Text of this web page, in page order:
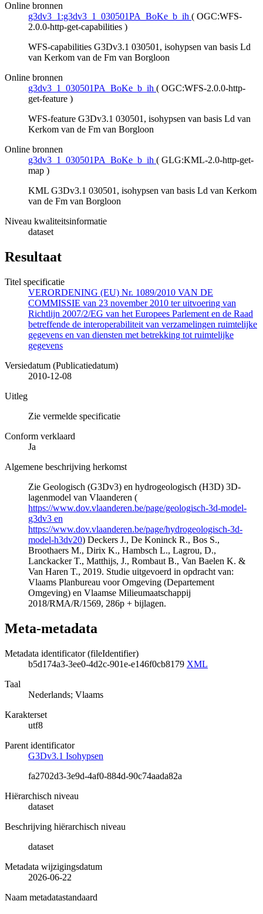
Online bronnen
g3dv3_1:g3dv3_1_030501PA_BoKe_b_ih ( OGC:WFS-
2.0.0-http-get-capabilities )
WFS-capabilities G3Dv3.1 030501, isohypsen van basis Ld
van Kerkom van de Fm van Borgloon
Online bronnen
g3dv3_1_030501PA_BoKe_b_ih ( OGC:WFS-2.0.0-http-
get-feature )
WFS-feature G3Dv3.1 030501, isohypsen van basis Ld van
Kerkom van de Fm van Borgloon
Online bronnen
g3dv3_1_030501PA_BoKe_b_ih ( GLG:KML-2.0-http-get-
map )
KML G3Dv3.1 030501, isohypsen van basis Ld van Kerkom
van de Fm van Borgloon
Niveau kwaliteitsinformatie
dataset
Resultaat
Titel specificatie
VERORDENING (EU) Nr. 1089/2010 VAN DE
COMMISSIE van 23 november 2010 ter uitvoering van
Richtlijn 2007/2/EG van het Europees Parlement en de Raad
betreffende de interoperabiliteit van verzamelingen ruimtelijke
gegevens en van diensten met betrekking tot ruimtelijke
gegevens
Versiedatum (Publicatiedatum)
2010-12-08
Uitleg
Zie vermelde specificatie
Conform verklaard
Ja
Algemene beschrijving herkomst
Zie Geologisch (G3Dv3) en hydrogeologisch (H3D) 3D-
lagenmodel van Vlaanderen (
https://www.dov.vlaanderen.be/page/geologisch-3d-model-
g3dv3 en
https://www.dov.vlaanderen.be/page/hydrogeologisch-3d-
model-h3dv20) Deckers J., De Koninck R., Bos S.,
Broothaers M., Dirix K., Hambsch L., Lagrou, D.,
Lanckacker T., Matthijs, J., Rombaut B., Van Baelen K. &
Van Haren T., 2019. Studie uitgevoerd in opdracht van:
Vlaams Planbureau voor Omgeving (Departement
Omgeving) en Vlaamse Milieumaatschappij
2018/RMA/R/1569, 286p + bijlagen.
Meta-metadata
Metadata identificator (fileIdentifier)
b5d174a3-3ee0-4d2c-901e-e146f0cb8179 XML
Taal
Nederlands; Vlaams
Karakterset
utf8
Parent identificator
G3Dv3.1 Isohypsen
fa2702d3-3e9d-4af0-884d-90c74aada82a
Hiërarchisch niveau
dataset
Beschrijving hiërarchisch niveau
dataset
Metadata wijzigingsdatum
2026-06-22
Naam metadatastandaard